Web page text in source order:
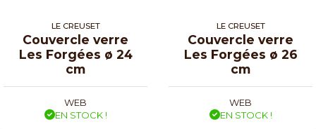
LE CREUSET
Couvercle verre
Les Forgées ø 24
cm
WEB
EN STOCK !
LE CREUSET
Couvercle verre
Les Forgées ø 26
cm
WEB
EN STOCK !